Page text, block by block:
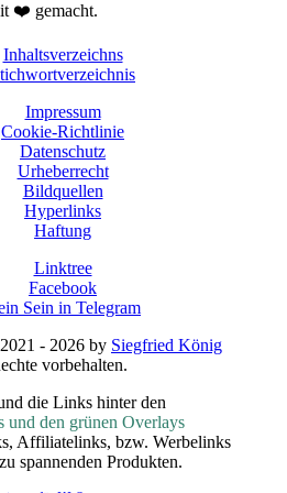
❤️ gemacht.
Inhaltsverzeichns
Impressum
Cookie-Richtlinie
Datenschutz
Urheberrecht
Bildquellen
Hyperlinks
Haftung
Linktree
Facebook
Sein in Telegram
- 2026 by Siegfried König
vorbehalten.
die Links hinter den
und den grünen Overlays
Affiliatelinks, bzw. Werbelinks
spannenden Produkten.